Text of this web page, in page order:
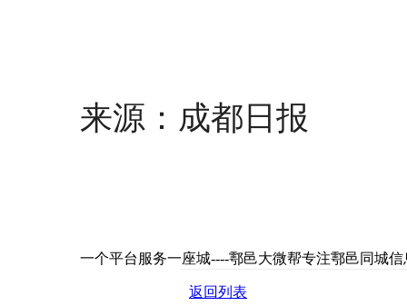
来源：成都日报
一个平台服务一座城----鄠邑大微帮专注鄠邑同城
返回列表